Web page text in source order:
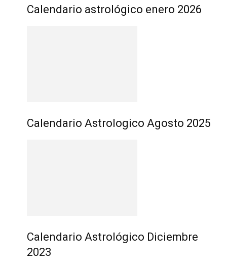
Calendario astrológico enero 2026
Calendario Astrologico Agosto 2025
Calendario Astrológico Diciembre
2023